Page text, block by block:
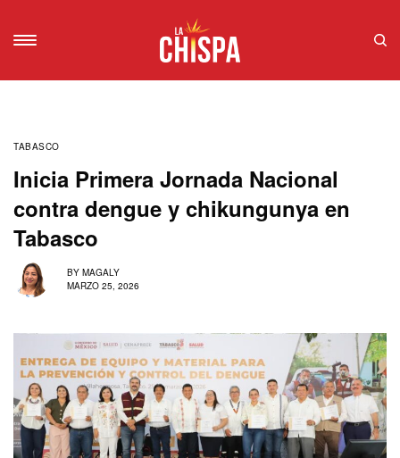
TABASCO
Inicia Primera Jornada Nacional
contra dengue y chikungunya en
Tabasco
BY MAGALY
MARZO 25, 2026